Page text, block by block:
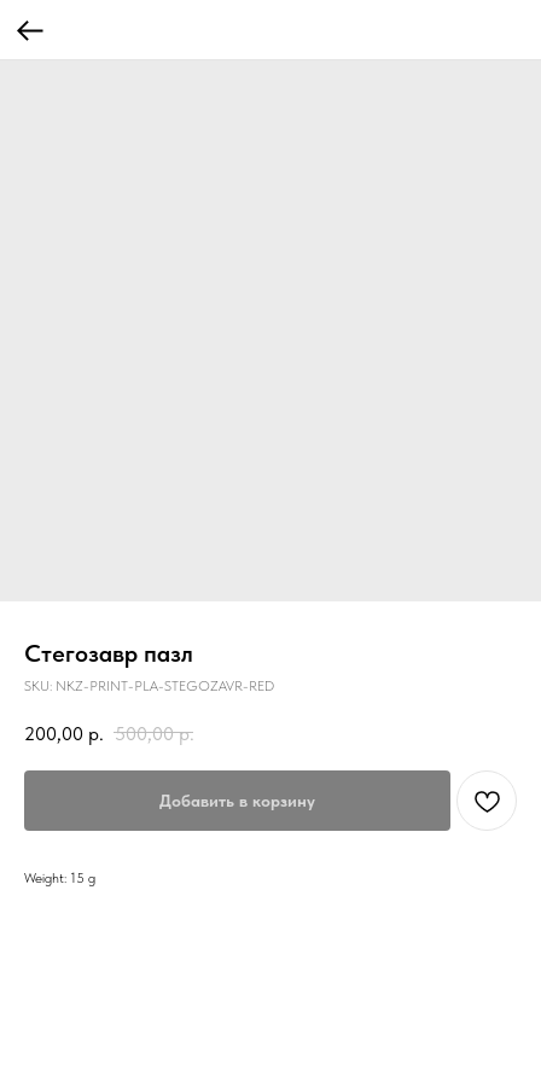
Стегозавр пазл
SKU: NKZ-PRINT-PLA-STEGOZAVR-RED
200,00 р. 500,00 р.
Добавить в корзину
Weight: 15 g